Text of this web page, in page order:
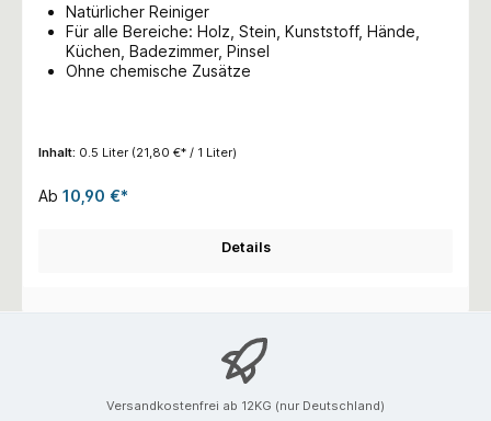
Natürlicher Reiniger
Für alle Bereiche: Holz, Stein, Kunststoff, Hände,
Küchen, Badezimmer, Pinsel
Ohne chemische Zusätze
Inhalt: 0.5 Liter (21,80 €* / 1 Liter)
Ab 10,90 €*
Details
Versandkostenfrei ab 12KG (nur Deutschland)